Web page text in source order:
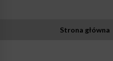
Strona główna